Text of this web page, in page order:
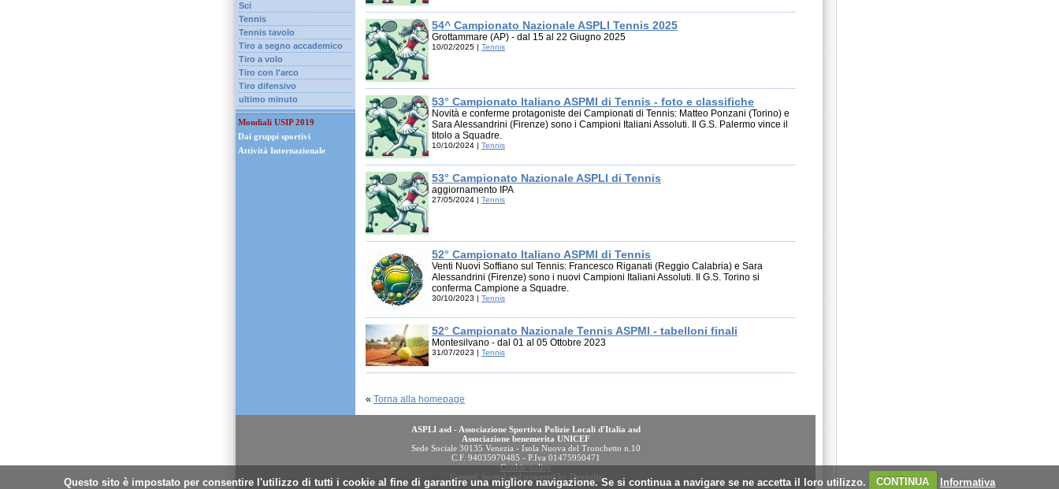
Questo sito è impostato per consentire l'utilizzo di tutti i cookie al fine di garantire una migliore navigazione. Se si continua a navigare se ne accetta il loro utilizzo. CONTINUA Informativa
Sci
Tennis
Tennis tavolo
Tiro a segno accademico
Tiro a volo
Tiro con l'arco
Tiro difensivo
ultimo minuto
Mondiali USIP 2019
Dai gruppi sportivi
Attività Internazionale
54^ Campionato Nazionale ASPLI Tennis 2025
Grottammare (AP) - dal 15 al 22 Giugno 2025
10/02/2025 | Tennis
53° Campionato Italiano ASPMI di Tennis - foto e classifiche
Novità e conferme protagoniste dei Campionati di Tennis: Matteo Ponzani (Torino) e
Sara Alessandrini (Firenze) sono i Campioni Italiani Assoluti. Il G.S. Palermo vince il
titolo a Squadre.
10/10/2024 | Tennis
53° Campionato Nazionale ASPLI di Tennis
aggiornamento IPA
27/05/2024 | Tennis
52° Campionato Italiano ASPMI di Tennis
Venti Nuovi Soffiano sul Tennis: Francesco Riganati (Reggio Calabria) e Sara
Alessandrini (Firenze) sono i nuovi Campioni Italiani Assoluti. Il G.S. Torino si
conferma Campione a Squadre.
30/10/2023 | Tennis
52° Campionato Nazionale Tennis ASPMI - tabelloni finali
Montesilvano - dal 01 al 05 Ottobre 2023
31/07/2023 | Tennis
« Torna alla homepage
ASPLI asd - Associazione Sportiva Polizie Locali d'Italia asd
Associazione benemerita UNICEF
Sede Sociale 30135 Venezia - Isola Nuova del Tronchetto n.10
C.F. 94035970485 - P.Iva 01475950471
Cookie policy
Created, hosted and powered by Devitalia